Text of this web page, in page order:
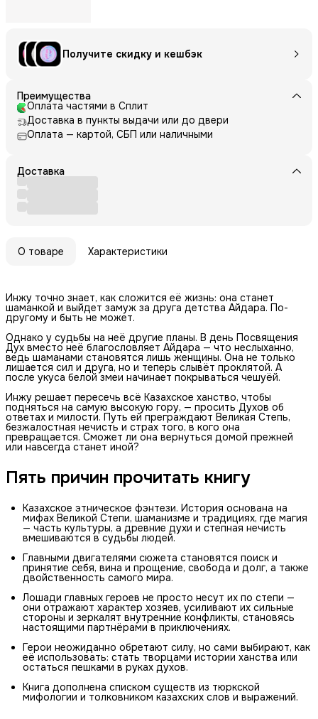
Получите скидку и кешбэк
Преимущества
Оплата частями в Сплит
Доставка в пункты выдачи или до двери
Оплата — картой, СБП или наличными
Доставка
О товаре Характеристики
Инжу точно знает, как сложится её жизнь: она станет
шаманкой и выйдет замуж за друга детства Айдара. По-
другому и быть не может.
Однако у судьбы на неё другие планы. В день Посвящения
Дух вместо неё благословляет Айдара — что неслыханно,
ведь шаманами становятся лишь женщины. Она не только
лишается сил и друга, но и теперь слывёт проклятой. А
после укуса белой змеи начинает покрываться чешуёй.
Инжу решает пересечь всё Казахское ханство, чтобы
подняться на самую высокую гору, — просить Духов об
ответах и милости. Путь ей преграждают Великая Степь,
безжалостная нечисть и страх того, в кого она
превращается. Сможет ли она вернуться домой прежней
или навсегда станет иной?
Пять причин прочитать книгу
Казахское этническое фэнтези. История основана на
мифах Великой Степи, шаманизме и традициях, где магия
— часть культуры, а древние духи и степная нечисть
вмешиваются в судьбы людей.
Главными двигателями сюжета становятся поиск и
принятие себя, вина и прощение, свобода и долг, а также
двойственность самого мира.
Лошади главных героев не просто несут их по степи —
они отражают характер хозяев, усиливают их сильные
стороны и зеркалят внутренние конфликты, становясь
настоящими партнёрами в приключениях.
Герои неожиданно обретают силу, но сами выбирают, как
её использовать: стать творцами истории ханства или
остаться пешками в руках духов.
Книга дополнена списком существ из тюркской
мифологии и толковником казахских слов и выражений.